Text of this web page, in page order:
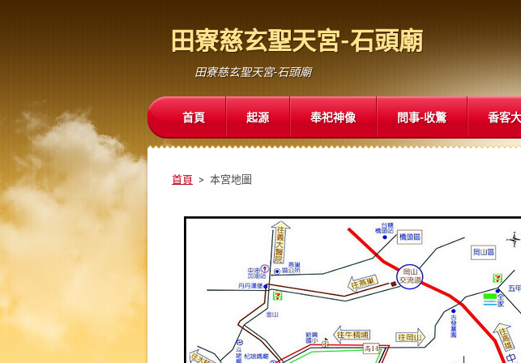
田寮慈玄聖天宮-石頭廟
田寮慈玄聖天宮-石頭廟
首頁 > 本宮地圖
首頁 起源 奉祀神像 問事-收驚 香客